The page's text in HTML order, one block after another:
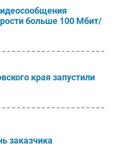
больше 100 Мбит/
края запустили
заказчика